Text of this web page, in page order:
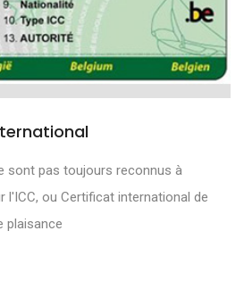
sont pas toujours reconnus à
l'ICC, ou Certificat international de
plaisance